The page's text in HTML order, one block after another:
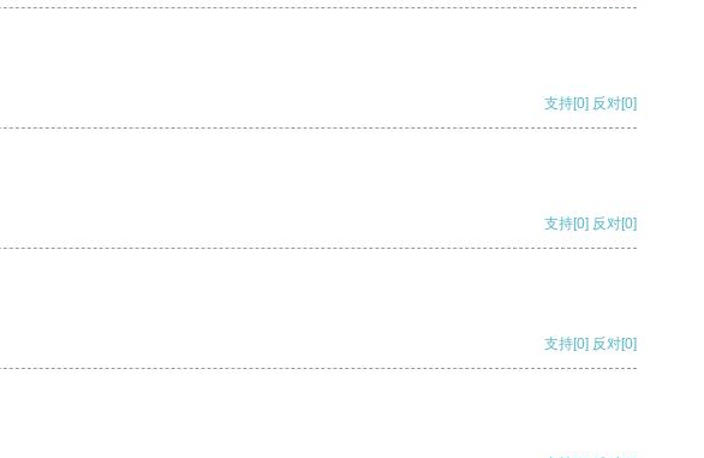
支持[0] 反对[0]
支持[0] 反对[0]
支持[0] 反对[0]